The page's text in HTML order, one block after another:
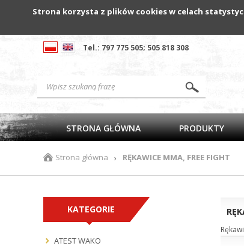
Strona korzysta z plików cookies w celach
Tel.: 797 775 505; 505 818 308
STRONA GŁÓWNA PRODUKTY
Strona główna › RĘKAWICE MMA, FREE FIGHT
KATEGORIE
ATEST WAKO